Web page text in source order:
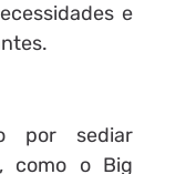
e
por sediar
como o Big